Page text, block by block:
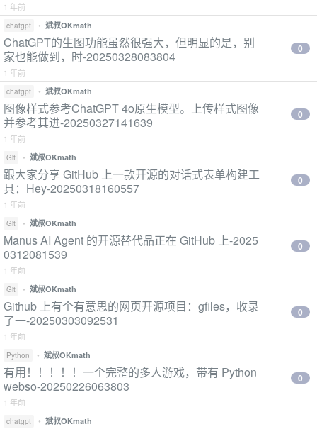
1 年前
chatgpt • 斌叔OKmath
ChatGPT的生图功能虽然很强大，但明显的是，别
家也能做到，时-20250328083804
1 年前
0
chatgpt • 斌叔OKmath
图像样式参考ChatGPT 4o原生模型。上传样式图像
并参考其进-20250327141639
1 年前
0
Git • 斌叔OKmath
跟大家分享 GitHub 上一款开源的对话式表单构建工
具：Hey-20250318160557
1 年前
0
Git • 斌叔OKmath
Manus AI Agent 的开源替代品正在 GitHub 上-2025
0312081539
1 年前
0
Git • 斌叔OKmath
Github 上有个有意思的网页开源项目：gfiles，收录
了一-20250303092531
1 年前
0
Python • 斌叔OKmath
有用！！！！！一个完整的多人游戏，带有 Python
webso-20250226063803
1 年前
0
chatgpt • 斌叔OKmath